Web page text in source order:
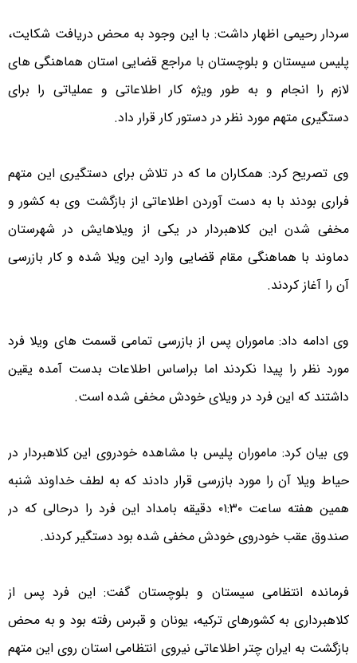
سردار رحیمی اظهار داشت: با این وجود به محض دریافت شکایت،
پلیس سیستان و بلوچستان با مراجع قضایی استان هماهنگی های
لازم را انجام و به طور ویژه کار اطلاعاتی و عملیاتی را برای
دستگیری متهم مورد نظر در دستور کار قرار داد.
وی تصریح کرد: همکاران ما که در تلاش برای دستگیری این متهم
فراری بودند با به دست آوردن اطلاعاتی از بازگشت وی به کشور و
مخفی شدن این کلاهبردار در یکی از ویلاهایش در شهرستان
دماوند با هماهنگی مقام قضایی وارد این ویلا شده و کار بازرسی
آن را آغاز کردند.
وی ادامه داد: ماموران پس از بازرسی تمامی قسمت های ویلا فرد
مورد نظر را پیدا نکردند اما براساس اطلاعات بدست آمده یقین
داشتند که این فرد در ویلای خودش مخفی شده است.
وی بیان کرد: ماموران پلیس با مشاهده خودروی این کلاهبردار در
حیاط ویلا آن را مورد بازرسی قرار دادند که به لطف خداوند شنبه
همین هفته ساعت ۰۱:۳۰ دقیقه بامداد این فرد را درحالی که در
صندوق عقب خودروی خودش مخفی شده بود دستگیر کردند.
فرمانده انتظامی سیستان و بلوچستان گفت: این فرد پس از
کلاهبرداری به کشورهای ترکیه، یونان و قبرس رفته بود و به محض
بازگشت به ایران چتر اطلاعاتی نیروی انتظامی استان روی این متهم